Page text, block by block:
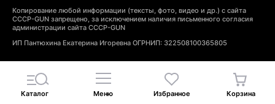
Копирование любой информации (тексты, фото, видео и др.) с сайта
CCCP-GUN запрещено, за исключением наличия письменного согласия
администрации сайта CCCP-GUN
ИП Пантюхина Екатерина Игоревна ОГРНИП: 322508100365805
Каталог Меню Избранное Корзина